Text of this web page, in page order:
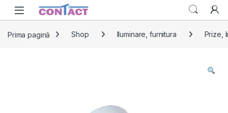
Skip to navigation
Skip to content
Prima pagină Shop Iluminare, furnitura Prize,